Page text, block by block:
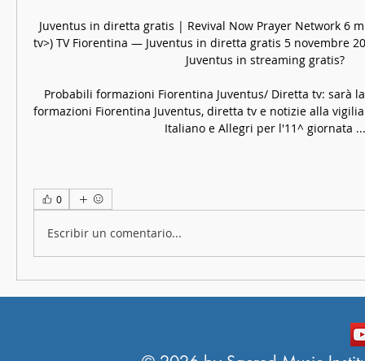
Juventus in diretta gratis | Revival Now Prayer Network 6
tv>) TV Fiorentina — Juventus in diretta gratis 5 novembre
Juventus in streaming gratis?
Probabili formazioni Fiorentina Juventus/ Diretta tv: sarà
formazioni Fiorentina Juventus, diretta tv e notizie alla
Italiano e Allegri per l'11^ giornata ...
0
Escribir un comentario...